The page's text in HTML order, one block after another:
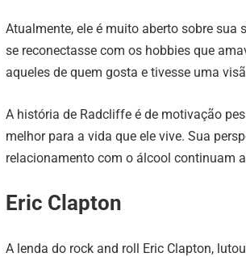
Atualmente, ele é muito aberto sobre sua
se reconectasse com os hobbies que
aqueles de quem gosta e tivesse uma
A história de Radcliffe é de motivação
melhor para a vida que ele vive. Sua
relacionamento com o álcool continuam
Eric Clapton
A lenda do rock and roll Eric Clapton,